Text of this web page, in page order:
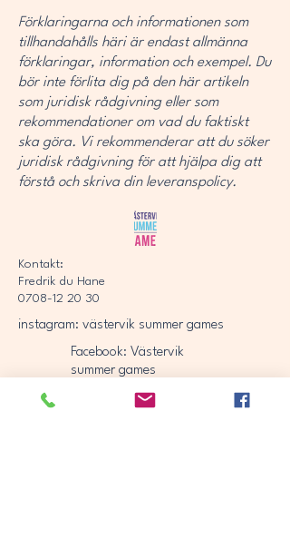
Förklaringarna och informationen som
tillhandahålls häri är endast allmänna
förklaringar, information och exempel. Du
bör inte förlita dig på den här artikeln
som juridisk rådgivning eller som
rekommendationer om vad du faktiskt
ska göra. Vi rekommenderar att du söker
juridisk rådgivning för att hjälpa dig att
förstå och skriva din leveranspolicy.
Kontakt:
Fredrik du Hane
0708-12 20 30
instagram: västervik summer games
Facebook: Västervik
summer games